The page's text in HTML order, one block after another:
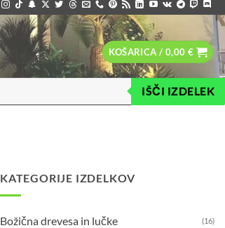
KOŠARICA / 0,00 €
IŠČI IZDELEK
KATEGORIJE IZDELKOV
Božična drevesa in lučke (16)